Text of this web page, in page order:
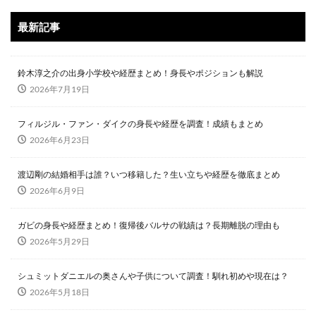
最新記事
鈴木淳之介の出身小学校や経歴まとめ！身長やポジションも解説
2026年7月19日
フィルジル・ファン・ダイクの身長や経歴を調査！成績もまとめ
2026年6月23日
渡辺剛の結婚相手は誰？いつ移籍した？生い立ちや経歴を徹底まとめ
2026年6月9日
ガビの身長や経歴まとめ！復帰後バルサの戦績は？長期離脱の理由も
2026年5月29日
シュミットダニエルの奥さんや子供について調査！馴れ初めや現在は？
2026年5月18日